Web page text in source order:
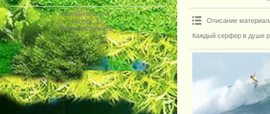
Онлайн всего:1
Гостей:1
Пользователей:0
Описание
Каждый серфер в душе